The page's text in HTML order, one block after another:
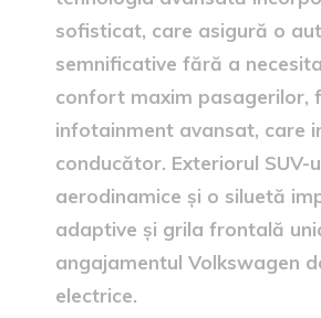
sofisticat, care asigură o
semnificative fără a
confort maxim pasagerilor,
infotainment avansat, care
conducător. Exteriorul SUV-
aerodinamice și o siluetă
adaptive și grila frontală
angajamentul Volkswagen
electrice.